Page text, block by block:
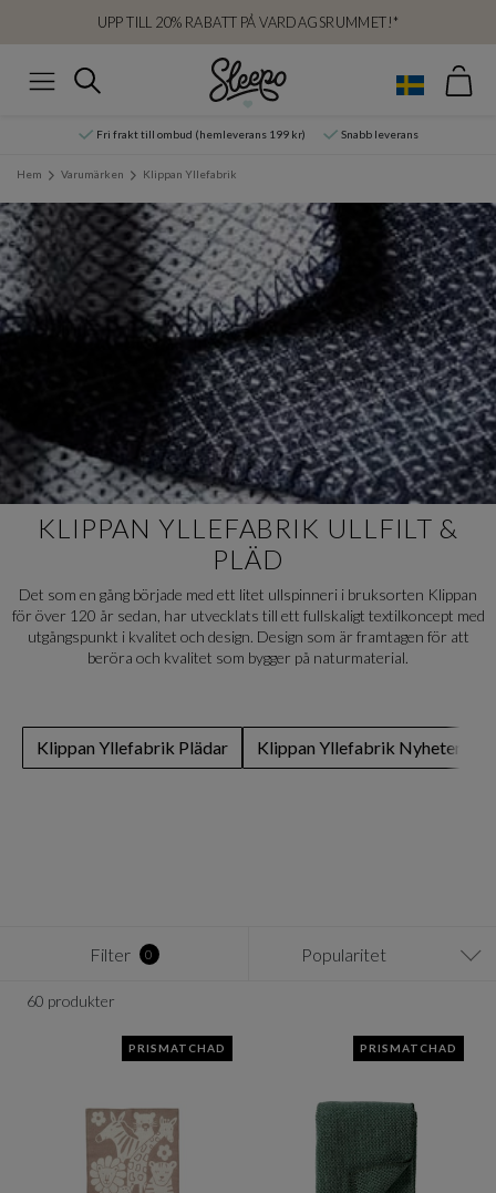
UPP TILL 20% RABATT PÅ VARDAGSRUMMET!*
Sök
Fri frakt till ombud (hemleverans 199 kr) Snabb leverans
Hem Varumärken Klippan Yllefabrik
KLIPPAN YLLEFABRIK ULLFILT &
PLÄD
Det som en gång började med ett litet ullspinneri i bruksorten Klippan
för över 120 år sedan, har utvecklats till ett fullskaligt textilkoncept med
utgångspunkt i kvalitet och design. Design som är framtagen för att
beröra och kvalitet som bygger på naturmaterial.
Klippan Yllefabrik Plädar Klippan Yllefabrik Nyheter
Filter 0 Popularitet
60 produkter
PRISMATCHAD PRISMATCHAD